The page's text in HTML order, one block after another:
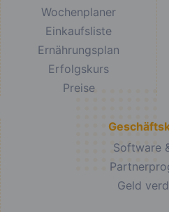
Wochenplaner
Einkaufsliste
Ernährungsplan
Erfolgskurs
Preise
Software
Geld